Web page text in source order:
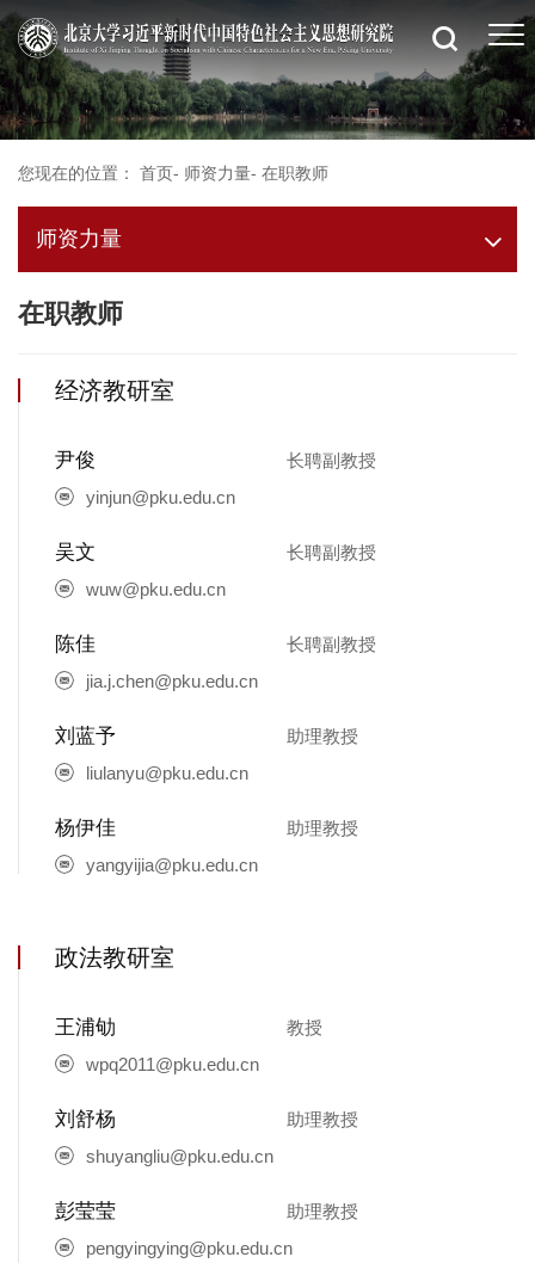
您现在的位置： 首页- 师资力量- 在职教师
师资力量
在职教师
经济教研室
尹俊
长聘副教授
yinjun@pku.edu.cn
吴文
长聘副教授
wuw@pku.edu.cn
陈佳
长聘副教授
jia.j.chen@pku.edu.cn
刘蓝予
助理教授
liulanyu@pku.edu.cn
杨伊佳
助理教授
yangyijia@pku.edu.cn
政法教研室
王浦劬
教授
wpq2011@pku.edu.cn
刘舒杨
助理教授
shuyangliu@pku.edu.cn
彭莹莹
助理教授
pengyingying@pku.edu.cn